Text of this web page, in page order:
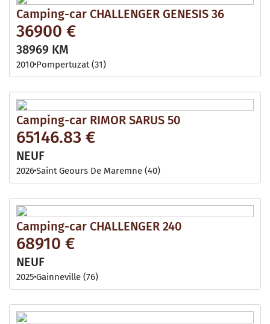
Camping-car CHALLENGER GENESIS 36
36900 €
38969 KM
2010 Pompertuzat (31)
Camping-car RIMOR SARUS 50
65146.83 €
NEUF
2026Saint Geours De Maremne (40)
Camping-car CHALLENGER 240
68910 €
NEUF
2025 Gainneville (76)